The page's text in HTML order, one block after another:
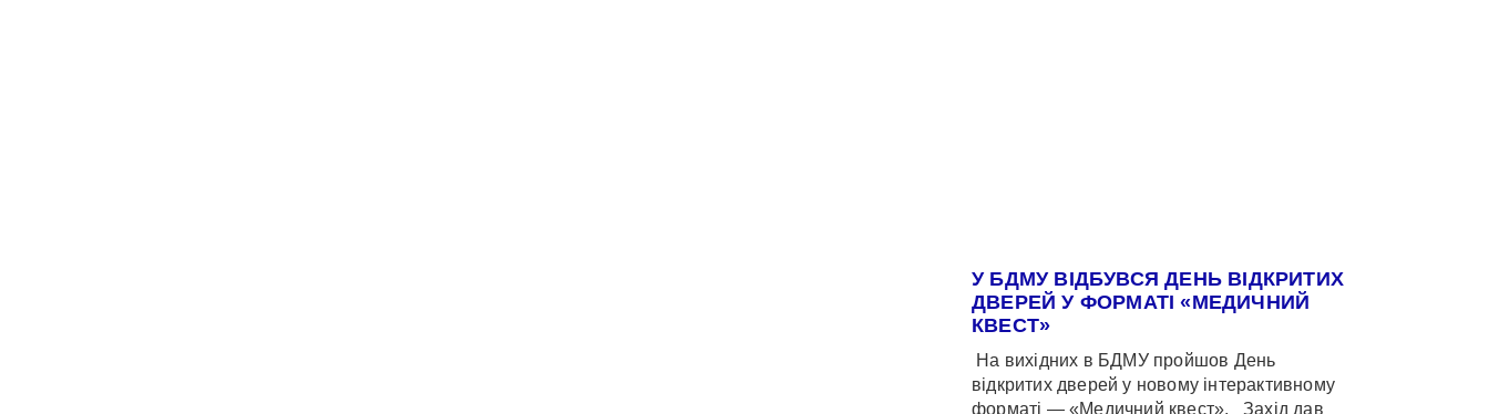
У БДМУ ВІДБУВСЯ ДЕНЬ ВІДКРИТИХ
ДВЕРЕЙ У ФОРМАТІ «МЕДИЧНИЙ
КВЕСТ»
На вихідних в БДМУ пройшов День
відкритих дверей у новому інтерактивному
форматі — «Медичний квест». Захід дав